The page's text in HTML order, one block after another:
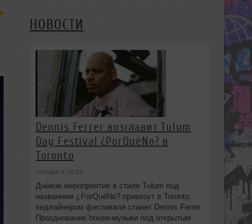
НОВОСТИ
Dennis Ferrer возглавит Tulum
Day Festival ¿PorQuéNo? в
Toronto
сегодня в 18:24
Днёвое мероприятие в стиле Tulum под
названием ¿PorQuéNo? привезут в Toronto:
хедлайнером фестиваля станет Dennis Ferrer.
Празднование house-музыки под открытым